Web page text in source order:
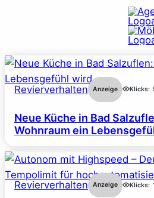
Revierverhalten Anzeige Klicks:
Neue Küche in Bad
Wohnraum ein
Revierverhalten Anzeige Klicks: